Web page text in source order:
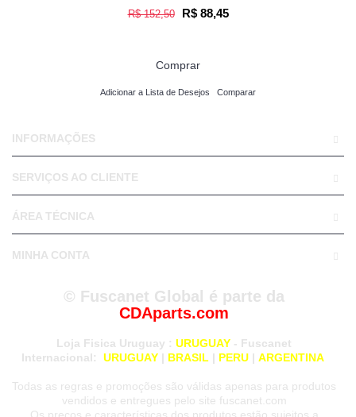
R$ 152,50 R$ 88,45
Comprar
Adicionar a Lista de Desejos Comparar
INFORMAÇÕES
SERVIÇOS AO CLIENTE
ÁREA TÉCNICA
MINHA CONTA
© Fuscanet Global é parte da
CDAparts.com
Loja Fisica Uruguay : URUGUAY - Fuscanet
Internacional: URUGUAY| BRASIL | PERU| ARGENTINA
Todas as regras e promoções são válidas apenas para produtos
vendidos e entregues pelo site fuscanet.com